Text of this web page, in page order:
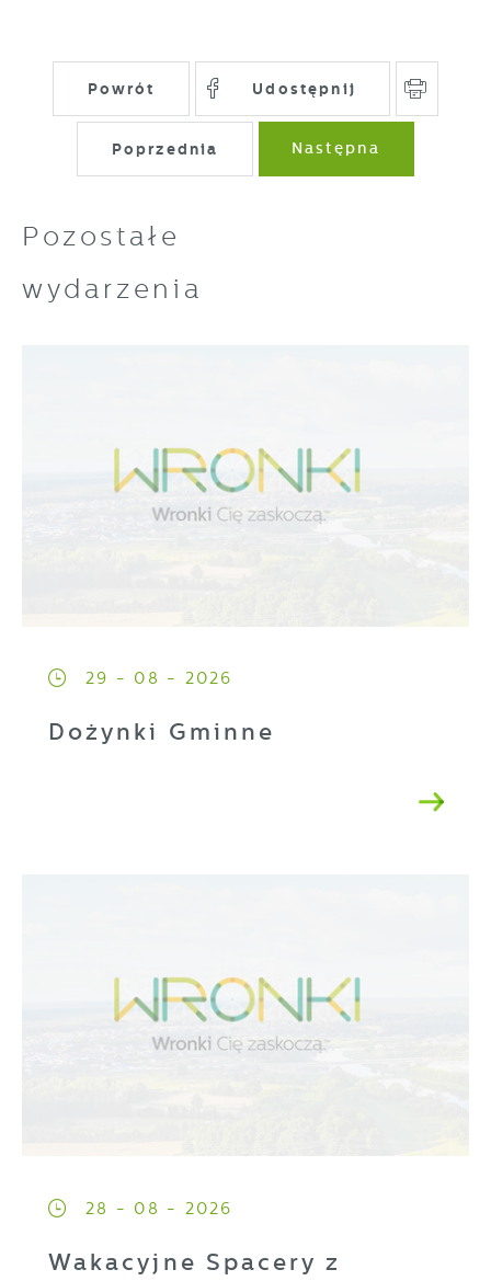
Powrót Udostępnij
Poprzednia Następna
Pozostałe
wydarzenia
29 - 08 - 2026
Dożynki Gminne
28 - 08 - 2026
Wakacyjne Spacery z